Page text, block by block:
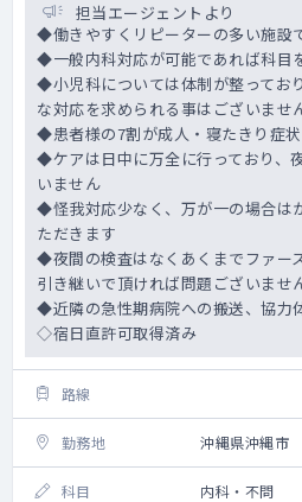
担当エージェントより
◆働きやすくリピーターの多い施設
◆一般内科対応が可能であれば科目
◆小児科については体制が整ってお
な対応を求められる事はございませ
◆患者様の7割が成人・寝たきり症
◆ケアは日中に万全に行っており、
いません
◆怪我対応少なく、万が一の場合は
ただきます
◆夜間の検査はなくあくまでファー
引き継いで頂ければ問題ございませ
◆近隣の急性期病院への搬送、協力
◇宿日直許可取得済み
路線
勤務地 沖縄県沖縄市
科目 内科・不問